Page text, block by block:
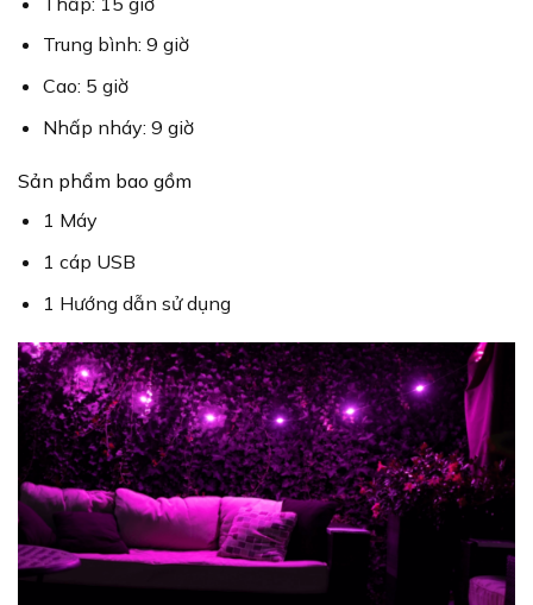
Trung bình: 9 giờ
Cao: 5 giờ
Nhấp nháy: 9 giờ
Sản phẩm bao gồm
1 Máy
1 cáp USB
1 Hướng dẫn sử dụng